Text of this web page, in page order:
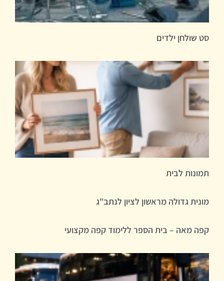
סט שולחן ילדים
תמונות לבית
מונית גדולה מראשון לציון לנתב"ג
קפה מאה – בית הספר ללימוד קפה מקצועי